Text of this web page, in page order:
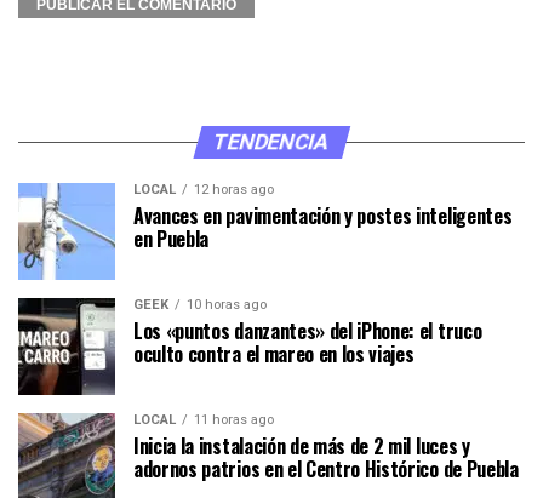
TENDENCIA
LOCAL 12 horas ago
Avances en pavimentación y postes inteligentes
en Puebla
GEEK 10 horas ago
Los «puntos danzantes» del iPhone: el truco
oculto contra el mareo en los viajes
LOCAL 11 horas ago
Inicia la instalación de más de 2 mil luces y
adornos patrios en el Centro Histórico de Puebla